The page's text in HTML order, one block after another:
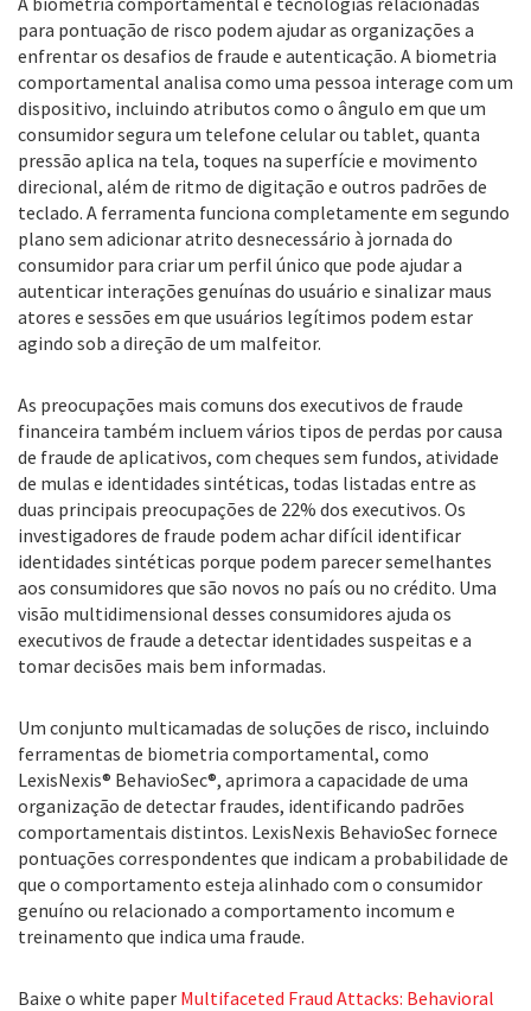
para pontuação de risco podem ajudar as organizações a
enfrentar os desafios de fraude e autenticação. A biometria
comportamental analisa como uma pessoa interage com um
dispositivo, incluindo atributos como o ângulo em que um
consumidor segura um telefone celular ou tablet, quanta
pressão aplica na tela, toques na superfície e movimento
direcional, além de ritmo de digitação e outros padrões de
teclado. A ferramenta funciona completamente em segundo
plano sem adicionar atrito desnecessário à jornada do
consumidor para criar um perfil único que pode ajudar a
autenticar interações genuínas do usuário e sinalizar maus
atores e sessões em que usuários legítimos podem estar
agindo sob a direção de um malfeitor.
As preocupações mais comuns dos executivos de fraude
financeira também incluem vários tipos de perdas por causa
de fraude de aplicativos, com cheques sem fundos, atividade
de mulas e identidades sintéticas, todas listadas entre as
duas principais preocupações de 22% dos executivos. Os
investigadores de fraude podem achar difícil identificar
identidades sintéticas porque podem parecer semelhantes
aos consumidores que são novos no país ou no crédito. Uma
visão multidimensional desses consumidores ajuda os
executivos de fraude a detectar identidades suspeitas e a
tomar decisões mais bem informadas.
Um conjunto multicamadas de soluções de risco, incluindo
ferramentas de biometria comportamental, como
LexisNexis® BehavioSec®, aprimora a capacidade de uma
organização de detectar fraudes, identificando padrões
comportamentais distintos. LexisNexis BehavioSec fornece
pontuações correspondentes que indicam a probabilidade de
que o comportamento esteja alinhado com o consumidor
genuíno ou relacionado a comportamento incomum e
treinamento que indica uma fraude.
Baixe o white paper Multifaceted Fraud Attacks: Behavioral